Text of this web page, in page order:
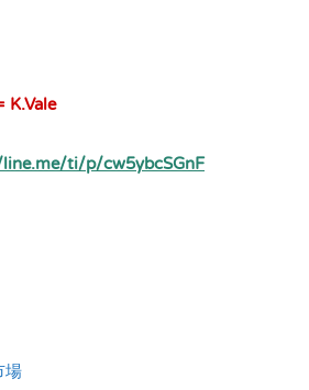
K.Vale
ti/p/cw5ybcSGnF
場